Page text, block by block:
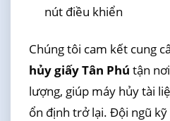
nút điều khiển
Chúng tôi cam kết cung
hủy giấy Tân Phú tận
lượng, giúp máy hủy tài
ổn định trở lại. Đội ngũ